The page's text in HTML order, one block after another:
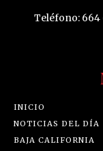
Teléfono: 664
INICIO
NOTICIAS DEL DÍA
BAJA CALIFORNIA